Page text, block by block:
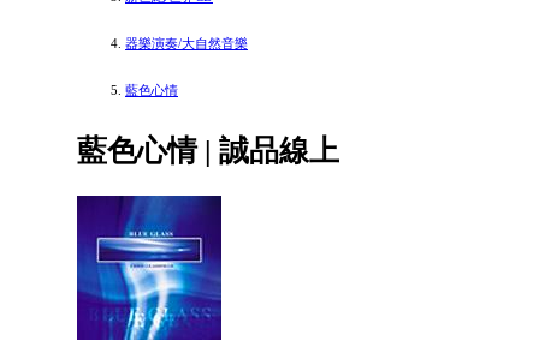
器樂演奏/大自然音樂
藍色心情
藍色心情 | 誠品線上